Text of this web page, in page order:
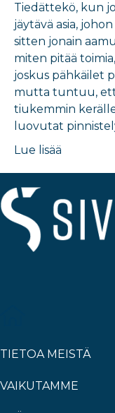
Tiedättekö, kun
jäytävä asia,
sitten jonain
miten pitää
joskus pähkäilet
mutta tuntuu,
tiukemmin
luovutat
Lue lisää
TIETOA MEISTÄ
VAIKUTAMME